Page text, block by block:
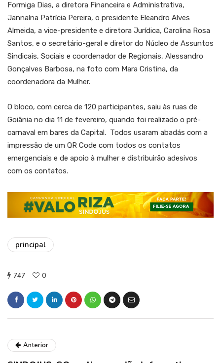
Formiga Dias, a diretora Financeira e Administrativa,
Jannaína Patrícia Pereira, o presidente Eleandro Alves
Almeida, a vice-presidente e diretora Jurídica, Carolina Rosa
Santos, e o secretário-geral e diretor do Núcleo de Assuntos
Sindicais, Sociais e coordenador de Regionais, Alessandro
Gonçalves Barbosa, na foto com Mara Cristina, da
coordenadora da Mulher.
O bloco, com cerca de 120 participantes, saiu às ruas de
Goiânia no dia 11 de fevereiro, quando foi realizado o pré-
carnaval em bares da Capital. Todos usaram abadás com a
impressão de um QR Code com todos os contatos
emergenciais e de apoio à mulher e distribuirão adesivos
com os contatos.
principal
747 0
Anterior